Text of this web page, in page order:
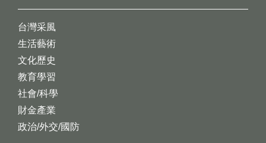
台灣采風
生活藝術
文化歷史
教育學習
社會/科學
財金產業
政治/外交/國防